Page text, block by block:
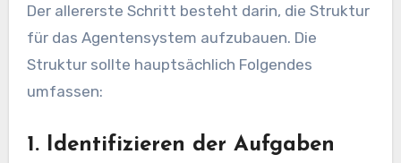
Der allererste Schritt besteht darin, die Struktur
für das Agentensystem aufzubauen. Die
Struktur sollte hauptsächlich Folgendes
umfassen:
1. Identifizieren der Aufgaben